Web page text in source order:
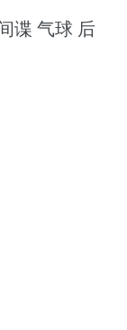
谍 气球 后